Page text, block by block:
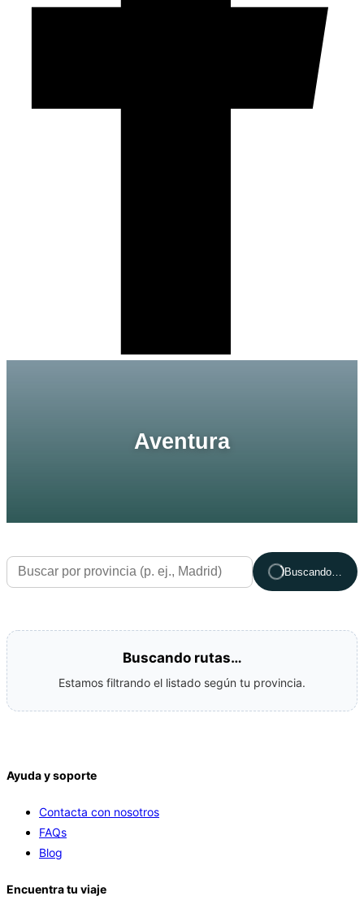
Aventura
Buscando…
Buscando rutas…
Estamos filtrando el listado según tu provincia.
Ayuda y soporte
Contacta con nosotros
FAQs
Blog
Encuentra tu viaje